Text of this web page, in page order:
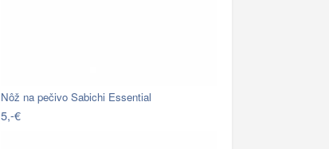
Nôž na pečivo Sabichi Essential
5,-€